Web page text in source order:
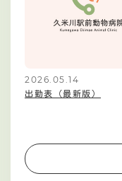
2026.05.14
出勤表（最新版）